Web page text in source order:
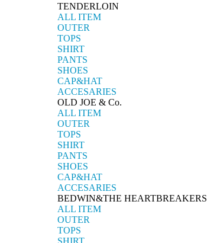
TENDERLOIN
ALL ITEM
OUTER
TOPS
SHIRT
PANTS
SHOES
CAP&HAT
ACCESARIES
OLD JOE & Co.
ALL ITEM
OUTER
TOPS
SHIRT
PANTS
SHOES
CAP&HAT
ACCESARIES
BEDWIN&THE HEARTBREAKERS
ALL ITEM
OUTER
TOPS
SHIRT